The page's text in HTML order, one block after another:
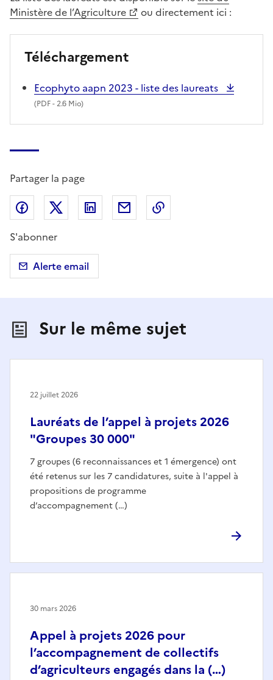
Ministère de l’Agriculture
ou directement ici :
Téléchargement
Ecophyto aapn 2023 - liste des laureats
(PDF- 2.6 Mio)
Partager la page
Partager sur Facebook
Partager sur X (anciennement Twitter)
Partager sur LinkedIn
Partager par email
S'abonner
Alerte email
Sur le même sujet
Lauréats de l’appel à projets 2026
"Groupes 30 000"
7 groupes (6 reconnaissances et 1 émergence) ont
été retenus sur les 7 candidatures, suite à l'appel à
propositions de programme
d’accompagnement (…)
22 juillet 2026
Appel à projets 2026 pour
l’accompagnement de collectifs
d’agriculteurs engagés dans la (…)
30 mars 2026